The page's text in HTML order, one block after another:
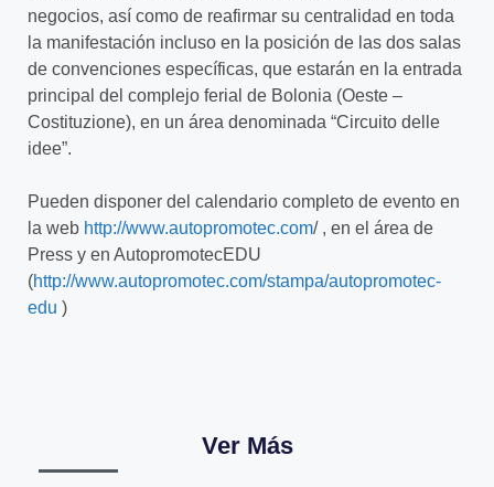
negocios, así como de reafirmar su centralidad en toda
la manifestación incluso en la posición de las dos salas
de convenciones específicas, que estarán en la entrada
principal del complejo ferial de Bolonia (Oeste –
Costituzione), en un área denominada “Circuito delle
idee”.
Pueden disponer del calendario completo de evento en
la web http://www.autopromotec.com/ , en el área de
Press y en AutopromotecEDU
(http://www.autopromotec.com/stampa/autopromotec-
edu )
Ver Más